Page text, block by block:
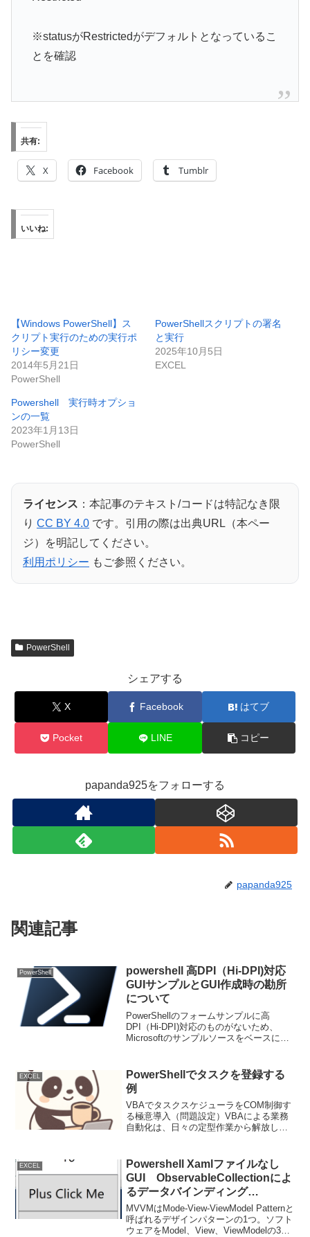
※statusがRestrictedがデフォルトとなっているこ
とを確認
共有:
X Facebook Tumblr
いいね:
【Windows PowerShell】ス
クリプト実行のための実行ポ
リシー変更
2014年5月21日
PowerShell
PowerShellスクリプトの署名
と実行
2025年10月5日
EXCEL
Powershell 実行時オプショ
ンの一覧
2023年1月13日
PowerShell
ライセンス ：本記事のテキスト/コードは特記なき限
り CC BY 4.0 です。引用の際は出典URL（本ペー
ジ）を明記してください。
利用ポリシー もご参照ください。
PowerShell
シェアする
X Facebook はてブ
Pocket LINE コピー
papanda925をフォローする
papanda925
関連記事
PowerShell
powershell 高DPI（Hi-DPI)対応
GUIサンプルとGUI作成時の勘所
について
PowerShellのフォームサンプルに高
DPI（Hi-DPI)対応のものがないため、
Microsoftのサンプルソースをベースに改
が高いのか、海外のサイトも含...
EXCEL
PowerShellでタスクを登録する
例
VBAでタスクスケジューラをCOM制御す
る極意導入（問題設定）VBAによる業務
自動化は、日々の定型作業から解放して
ファイルを開くという手動操作が伴いま
す。こ...
EXCEL
Powershell Xamlファイルなし
GUI ObservableCollectionによ
るデータバインディング
（MVVM パターン）
MVVMはMode-View-ViewModel Patternと
呼ばれるデザインパターンの1つ。ソフト
ウェアをModel、View、ViewModelの3種